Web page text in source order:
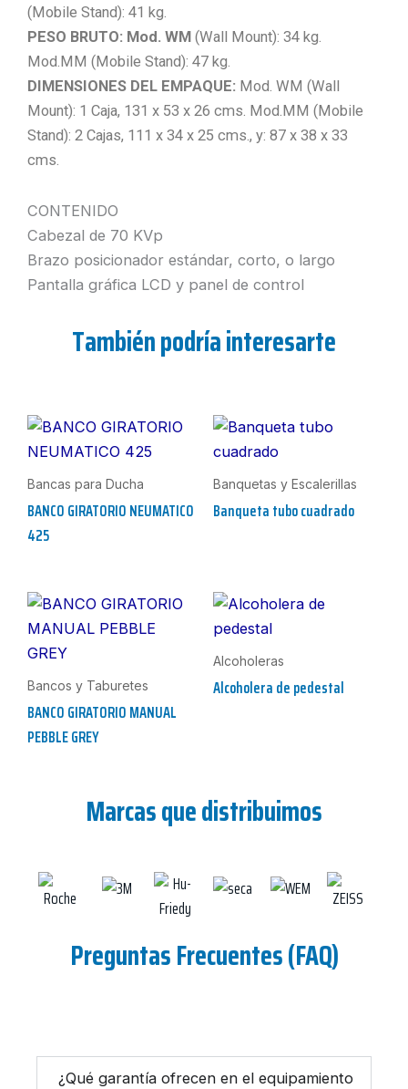
(Mobile Stand): 41 kg.
PESO BRUTO: Mod. WM (Wall Mount): 34 kg.
Mod.MM (Mobile Stand): 47 kg.
DIMENSIONES DEL EMPAQUE: Mod. WM (Wall
Mount): 1 Caja, 131 x 53 x 26 cms. Mod.MM (Mobile
Stand): 2 Cajas, 111 x 34 x 25 cms., y: 87 x 38 x 33
cms.
CONTENIDO
Cabezal de 70 KVp
Brazo posicionador estándar, corto, o largo
Pantalla gráfica LCD y panel de control
También podría interesarte
Bancas para Ducha
BANCO GIRATORIO NEUMATICO
425
Banquetas y Escalerillas
Banqueta tubo cuadrado
Bancos y Taburetes
BANCO GIRATORIO MANUAL
PEBBLE GREY
Alcoholeras
Alcoholera de pedestal
Marcas que distribuimos
Preguntas Frecuentes (FAQ)
¿Qué garantía ofrecen en el equipamiento